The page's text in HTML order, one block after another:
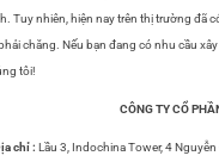
Tuy nhiên, hiện nay trên thị trường đã
chăng. Nếu bạn đang có nhu cầu
tôi!
CÔNG TY CỔ
chỉ : Lầu 3, Indochina Tower, 4